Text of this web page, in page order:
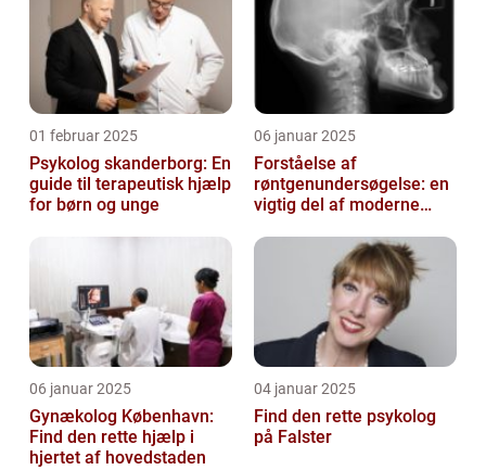
01 februar 2025
Psykolog skanderborg: En
guide til terapeutisk hjælp
for børn og unge
06 januar 2025
Forståelse af
røntgenundersøgelse: en
vigtig del af moderne
06 januar 2025
Gynækolog København:
Find den rette hjælp i
hjertet af hovedstaden
04 januar 2025
Find den rette psykolog
på Falster